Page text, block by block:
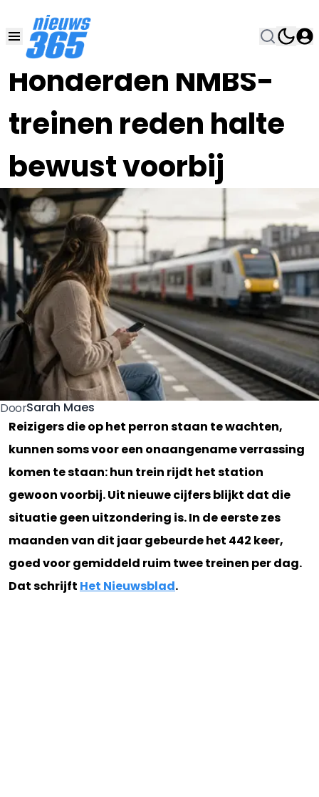
Honderden NMBS-
treinen reden halte
bewust voorbij
08 JUL , 16:00•
DoorSarah Maes
Reizigers die op het perron staan te wachten,
kunnen soms voor een onaangename verrassing
komen te staan: hun trein rijdt het station
gewoon voorbij. Uit nieuwe cijfers blijkt dat die
situatie geen uitzondering is. In de eerste zes
maanden van dit jaar gebeurde het 442 keer,
goed voor gemiddeld ruim twee treinen per dag.
Dat schrijft Het Nieuwsblad.